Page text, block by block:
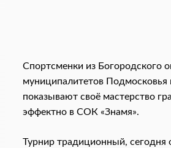
Спортсменки из Богородского
муниципалитетов
показывают своё мастерство
эффектно в СОК «Знамя».
Турнир традиционный, сегодня